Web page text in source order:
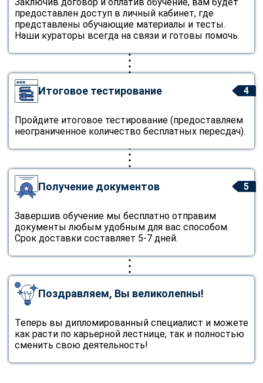
предоставлен доступ в личный кабинет, где
представлены обучающие материалы и тесты.
Наши кураторы всегда на связи и готовы помочь.
4
Итоговое тестирование
Пройдите итоговое тестирование (предоставляем
неограниченное количество бесплатных пересдач).
5
Получение документов
Завершив обучение мы бесплатно отправим
документы любым удобным для вас способом.
Срок доставки составляет 5-7 дней.
Поздравляем, Вы великолепны!
Теперь вы дипломированный специалист и можете
как расти по карьерной лестнице, так и полностью
сменить свою деятельность!